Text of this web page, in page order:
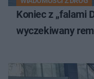
Koniec z „falami
wyczekiwany